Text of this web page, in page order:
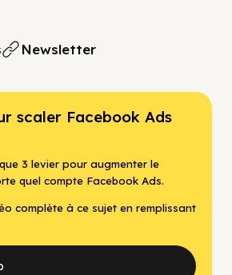
Newsletter
scaler Facebook Ads
3 levier pour augmenter le
quel compte Facebook Ads.
complète à ce sujet en remplissant